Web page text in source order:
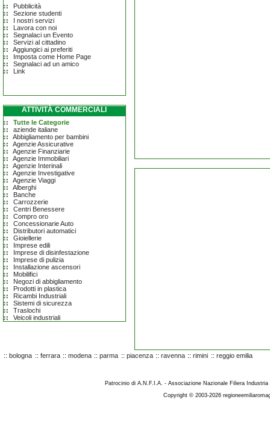
Pubblicità
Sezione studenti
I nostri servizi
Lavora con noi
Segnalaci un Evento
Servizi al cittadino
Aggiungici ai preferiti
Imposta come Home Page
Segnalaci ad un amico
Link
ATTIVITÀ COMMERCIALI
Tutte le Categorie
aziende italiane
Abbigliamento per bambini
Agenzie Assicurative
Agenzie Finanziarie
Agenzie Immobiliari
Agenzie Interinali
Agenzie Investigative
Agenzie Viaggi
Alberghi
Banche
Carrozzerie
Centri Benessere
Compro oro
Concessionarie Auto
Distributori automatici
Gioiellerie
Imprese edili
Imprese di disinfestazione
Imprese di pulizia
Installazione ascensori
Mobilifici
Negozi di abbigliamento
Prodotti in plastica
Ricambi Industriali
Sistemi di sicurezza
Traslochi
Veicoli industriali
:: bologna :: ferrara :: modena :: parma :: piacenza :: ravenna :: rimini :: reggio emilia
Patrocinio di A.N.F.I.A. - Associazione Nazionale Filiera
Copyright © 2003-2026